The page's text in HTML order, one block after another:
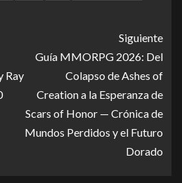
Ray
Siguiente
Guía MMORPG 2026: Del
Colapso de Ashes of
Creation a la Esperanza de
Scars of Honor — Crónica de
Mundos Perdidos y el Futuro
Dorado